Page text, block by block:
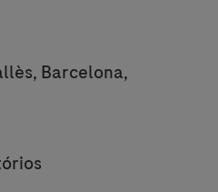
Barcelona,